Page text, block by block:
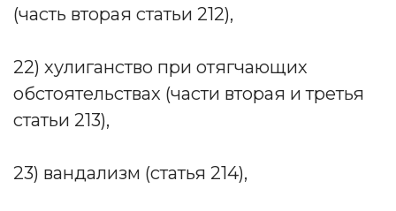
(часть вторая статьи 212),
22) хулиганство при отягчающих
обстоятельствах (части вторая и третья
статьи 213),
23) вандализм (статья 214),